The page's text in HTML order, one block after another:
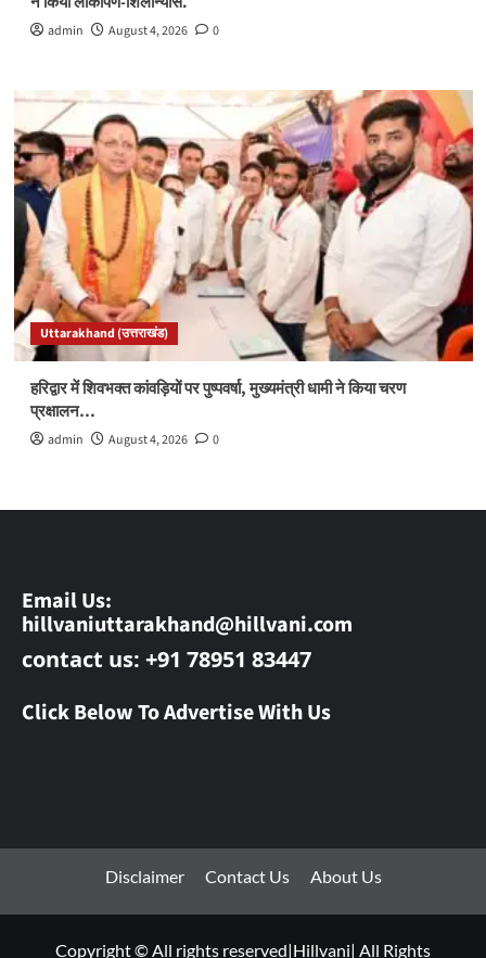
admin August 4, 2026 0
Uttarakhand (उत्तराखंड)
हरिद्वार में शिवभक्त कांवड़ियों पर पुष्पवर्षा, मुख्यमंत्री धामी ने किया चरण
प्रक्षालन…
admin August 4, 2026 0
Email Us:
hillvaniuttarakhand@hillvani.com
contact us: +91 78951 83447
Click Below To Advertise With Us
Disclaimer Contact Us About Us
Copyright © All rights reserved|Hillvani| All Rights